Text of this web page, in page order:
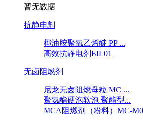
暂无数据
抗静电剂
椰油胺聚氧乙烯醚 PP ...
高效抗静电剂BIL01
无卤阻燃剂
尼龙无卤阻燃母粒 MC-...
聚氨酯硬泡软泡 聚酯型...
MCA阻燃剂（粉料）MC-